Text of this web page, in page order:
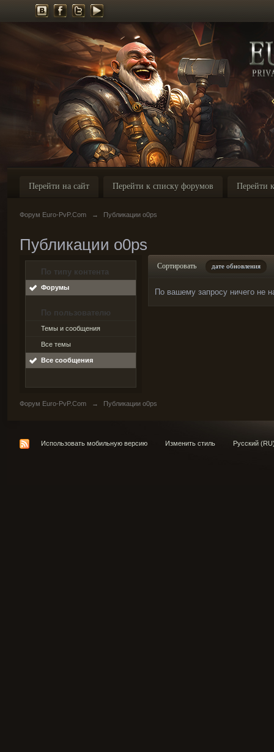
Перейти на сайт Перейти к списку форумов Перейти
Форум Euro-PvP.Com → Публикации o0ps
Публикации o0ps
По типу контента
Форумы
По пользователю
Темы и сообщения
Все темы
Все сообщения
Сортировать дате обновления
По вашему запросу ничего не
Форум Euro-PvP.Com → Публикации o0ps
Использовать мобильную версию Изменить стиль Русский